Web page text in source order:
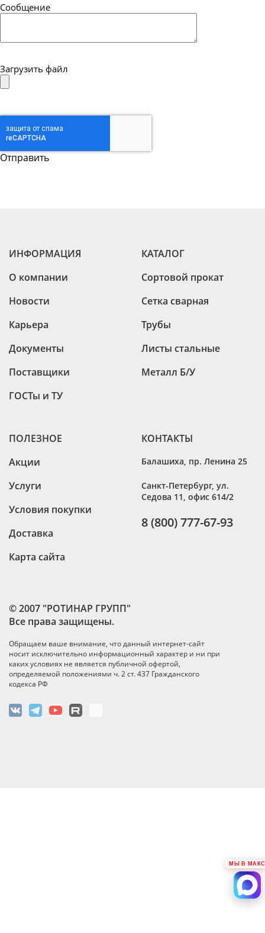
Сообщение
Загрузить файл
© 2007 "РОТИНАР ГРУПП"
Все права защищены.
Обращаем ваше внимание, что данный интернет-сайт
носит исключительно информационный характер и ни при
каких условиях не является публичной офертой,
определяемой положениями ч. 2 ст. 437 Гражданского
кодекса РФ
ИНФОРМАЦИЯ
О компании
Новости
Карьера
Документы
Поставщики
ГОСТы и ТУ
КАТАЛОГ
Сортовой прокат
Сетка сварная
Трубы
Листы стальные
Металл Б/У
ПОЛЕЗНОЕ
Акции
Услуги
Условия покупки
Доставка
Карта сайта
КОНТАКТЫ
Балашиха пр. Ленина 25
Санкт-Петербург, ул.
Седова 11, офис 614/2
8 (800) 777-67-93
МЫ В МАКС